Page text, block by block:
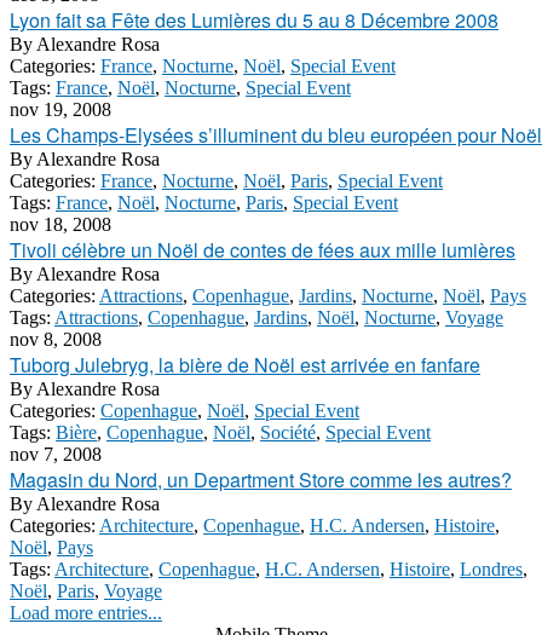
Lyon fait sa Fête des Lumières du 5 au 8 Décembre 2008
By Alexandre Rosa
Categories: France, Nocturne, Noël, Special Event
Tags: France, Noël, Nocturne, Special Event
nov 19, 2008
Les Champs-Elysées s’illuminent du bleu européen pour Noël
By Alexandre Rosa
Categories: France, Nocturne, Noël, Paris, Special Event
Tags: France, Noël, Nocturne, Paris, Special Event
nov 18, 2008
Tivoli célèbre un Noël de contes de fées aux mille lumières
By Alexandre Rosa
Categories: Attractions, Copenhague, Jardins, Nocturne, Noël, Pays
Tags: Attractions, Copenhague, Jardins, Noël, Nocturne, Voyage
nov 8, 2008
Tuborg Julebryg, la bière de Noël est arrivée en fanfare
By Alexandre Rosa
Categories: Copenhague, Noël, Special Event
Tags: Bière, Copenhague, Noël, Société, Special Event
nov 7, 2008
Magasin du Nord, un Department Store comme les autres?
By Alexandre Rosa
Categories: Architecture, Copenhague, H.C. Andersen, Histoire,
Noël, Pays
Tags: Architecture, Copenhague, H.C. Andersen, Histoire, Londres,
Noël, Paris, Voyage
Load more entries...